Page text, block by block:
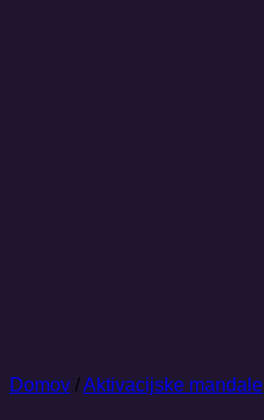
Domov /Aktivacijske mandale